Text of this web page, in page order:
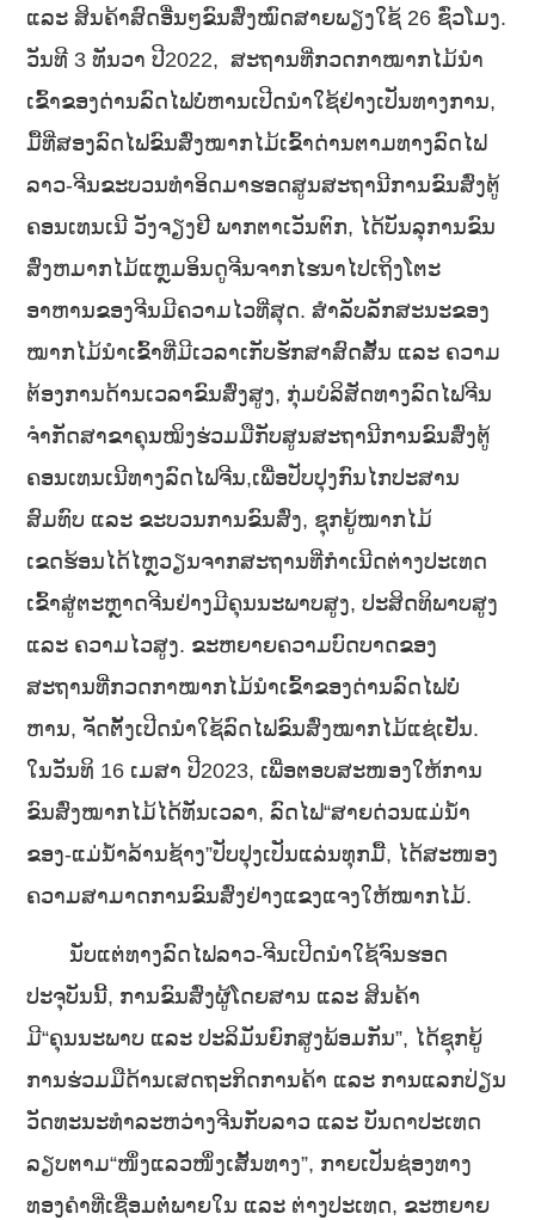
ແລະ ສິນຄ້າສົດອື່ນໆຂົນສົ່ງໝົດສາຍພຽງໃຊ້ 26 ຊົ່ວໂມງ.
ວັນທີ 3 ທັນວາ ປີ2022, ສະຖານທີ່ກວດກາໝາກໄມ້ນໍາ
ເຂົ້າຂອງດ່ານລົດໄຟບໍ່ຫານເປີດນໍາໃຊ້ຢ່າງເປັນທາງການ,
ມື້ທີ່ສອງລົດໄຟຂົນສົ່ງໝາກໄມ້ເຂົ້າດ່ານຕາມທາງລົດໄຟ
ລາວ-ຈີນຂະບວນທໍາອິດມາຮອດສູນສະຖານີການຂົນສົ່ງຕູ້
ຄອນເທນເນີ ວັງຈຽງຢີ ພາກຕາເວັນຕົກ, ໄດ້ບັນລຸການຂົນ
ສົ່ງຫມາກໄມ້ແຫຼມອິນດູຈີນຈາກໄຮນາໄປເຖິງໂຕະ
ອາຫານຂອງຈີນມີຄວາມໄວທີ່ສຸດ. ສໍາລັບລັກສະນະຂອງ
ໝາກໄມ້ນໍາເຂົ້າທີ່ມີເວລາເກັບຮັກສາສົດສັ້ນ ແລະ ຄວາມ
ຕ້ອງການດ້ານເວລາຂົນສົ່ງສູງ, ກຸ່ມບໍລິສັດທາງລົດໄຟຈີນ
ຈໍາກັດສາຂາຄຸນໝິງຮ່ວມມືກັບສູນສະຖານີການຂົນສົ່ງຕູ້
ຄອນເທນເນີທາງລົດໄຟຈີນ,ເພື່ອປັບປຸງກົນໄກປະສານ
ສົມທົບ ແລະ ຂະບວນການຂົນສົ່ງ, ຊຸກຍູ້ໝາກໄມ້
ເຂດຮ້ອນໄດ້ໄຫຼວຽນຈາກສະຖານທີ່ກໍາເນີດຕ່າງປະເທດ
ເຂົ້າສູ່ຕະຫຼາດຈີນຢ່າງມີຄຸນນະພາບສູງ, ປະສິດທິພາບສູງ
ແລະ ຄວາມໄວສູງ. ຂະຫຍາຍຄວາມບົດບາດຂອງ
ສະຖານທີ່ກວດກາໝາກໄມ້ນໍາເຂົ້າຂອງດ່ານລົດໄຟບໍ່
ຫານ, ຈັດຕັ້ງເປີດນໍາໃຊ້ລົດໄຟຂົນສົ່ງໝາກໄມ້ແຊ່ເຢັນ.
ໃນວັນທິ 16 ເມສາ ປີ2023, ເພື່ອຕອບສະໜອງໃຫ້ການ
ຂົນສົ່ງໝາກໄມ້ໄດ້ທັນເວລາ, ລົດໄຟ“ສາຍດ່ວນແມ່ນໍ້າ
ຂອງ-ແມ່ນໍ້າລ້ານຊ້າງ”ປັບປຸງເປັນແລ່ນທຸກມື້, ໄດ້ສະໜອງ
ຄວາມສາມາດການຂົນສົ່ງຢ່າງແຂງແຈງໃຫ້ໝາກໄມ້.
ນັບແຕ່ທາງລົດໄຟລາວ-ຈີນເປີດນໍາໃຊ້ຈົນຮອດ
ປະຈຸບັນນີ້, ການຂົນສົ່ງຜູ້ໂດຍສານ ແລະ ສິນຄ້າ
ມີ“ຄຸນນະພາບ ແລະ ປະລິມັນຍົກສູງພ້ອມກັນ”, ໄດ້ຊຸກຍູ້
ການຮ່ວມມືດ້ານເສດຖະກິດການຄ້າ ແລະ ການແລກປ່ຽນ
ວັດທະນະທໍາລະຫວ່າງຈີນກັບລາວ ແລະ ບັນດາປະເທດ
ລຽບຕາມ“ໜຶ່ງແລວໜຶ່ງເສັ້ນທາງ”, ກາຍເປັນຊ່ອງທາງ
ທອງຄໍາທີ່ເຊື່ອມຕໍ່ພາຍໃນ ແລະ ຕ່າງປະເທດ, ຂະຫຍາຍ